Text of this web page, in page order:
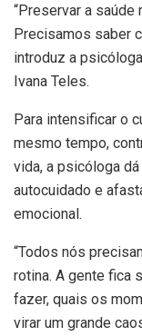
“Preservar a
Precisamos saber
introduz a
Ivana Teles.
Para intensificar o
mesmo tempo,
vida, a psicóloga
autocuidado e
emocional.
“Todos nós
rotina. A gente fica
fazer, quais os
virar um grande